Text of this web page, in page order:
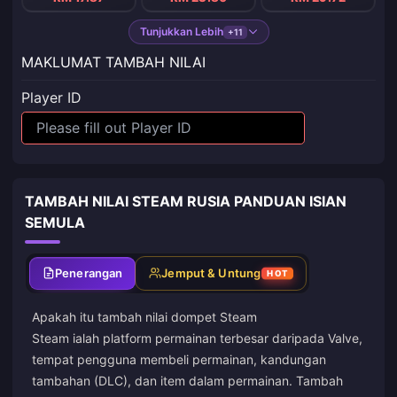
Tunjukkan Lebih +11
MAKLUMAT TAMBAH NILAI
Player ID
TAMBAH NILAI STEAM RUSIA PANDUAN ISIAN
SEMULA
Penerangan Jemput & Untung HOT
Apakah itu tambah nilai dompet Steam
Steam ialah platform permainan terbesar daripada Valve,
tempat pengguna membeli permainan, kandungan
tambahan (DLC), dan item dalam permainan. Tambah